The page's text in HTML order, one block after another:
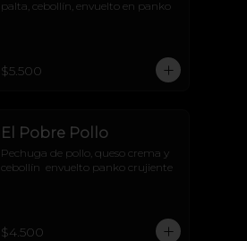
palta, cebollín, envuelto en panko
$5.500
El Pobre Pollo
Pechuga de pollo, queso crema y
cebollín  envuelto panko crujiente
$4.500